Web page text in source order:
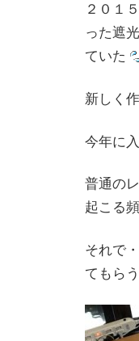
２０１
った遮
ていた
新しく
今年に
普通の
起こる
それで
てもら